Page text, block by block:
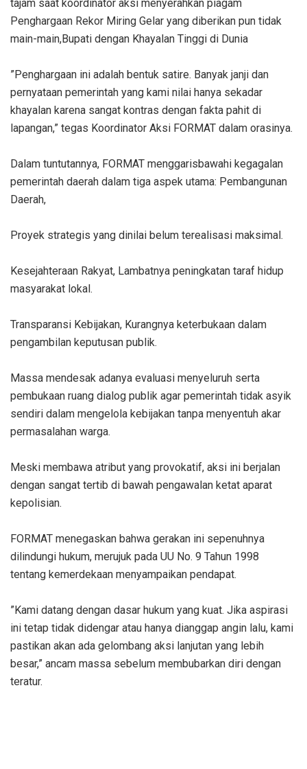
tajam saat koordinator aksi menyerahkan piagam
Penghargaan Rekor Miring Gelar yang diberikan pun tidak
main-main,Bupati dengan Khayalan Tinggi di Dunia
‎”Penghargaan ini adalah bentuk satire. Banyak janji dan
pernyataan pemerintah yang kami nilai hanya sekadar
khayalan karena sangat kontras dengan fakta pahit di
lapangan,” tegas Koordinator Aksi FORMAT dalam orasinya.
‎Dalam tuntutannya, FORMAT menggarisbawahi kegagalan
pemerintah daerah dalam tiga aspek utama: Pembangunan
Daerah,
‎Proyek strategis yang dinilai belum terealisasi maksimal.
‎Kesejahteraan Rakyat, Lambatnya peningkatan taraf hidup
masyarakat lokal.
‎Transparansi Kebijakan, Kurangnya keterbukaan dalam
pengambilan keputusan publik.
‎Massa mendesak adanya evaluasi menyeluruh serta
pembukaan ruang dialog publik agar pemerintah tidak asyik
sendiri dalam mengelola kebijakan tanpa menyentuh akar
permasalahan warga.
‎Meski membawa atribut yang provokatif, aksi ini berjalan
dengan sangat tertib di bawah pengawalan ketat aparat
kepolisian.
‎FORMAT menegaskan bahwa gerakan ini sepenuhnya
dilindungi hukum, merujuk pada UU No. 9 Tahun 1998
tentang kemerdekaan menyampaikan pendapat.
‎”Kami datang dengan dasar hukum yang kuat. Jika aspirasi
ini tetap tidak didengar atau hanya dianggap angin lalu, kami
pastikan akan ada gelombang aksi lanjutan yang lebih
besar,” ancam massa sebelum membubarkan diri dengan
teratur.